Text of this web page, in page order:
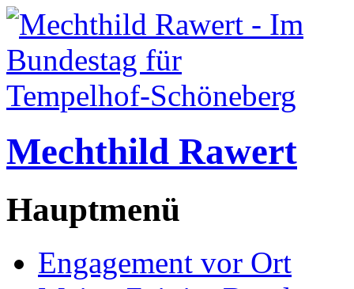
Mechthild Rawert
Hauptmenü
Engagement vor Ort